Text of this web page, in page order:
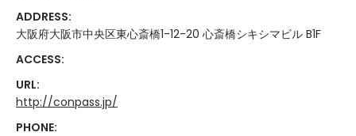
ADDRESS:
大阪府大阪市中央区東心斎橋1-12-20 心斎橋シキシマビル B1F
ACCESS:
URL:
http://conpass.jp/
PHONE: